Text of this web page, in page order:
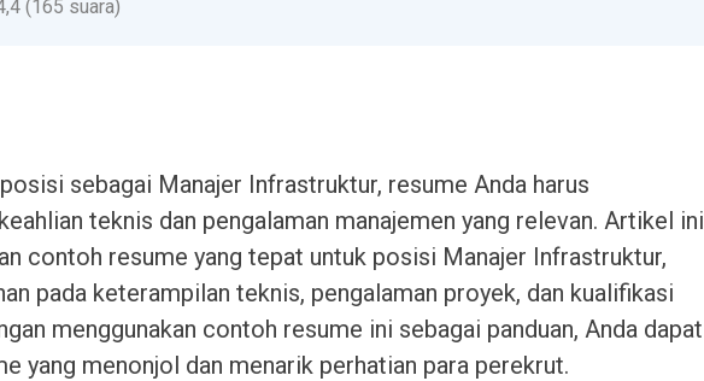
(165 suara)
sebagai Manajer Infrastruktur, resume Anda harus
teknis dan pengalaman manajemen yang relevan. Artikel ini
contoh resume yang tepat untuk posisi Manajer Infrastruktur,
pada keterampilan teknis, pengalaman proyek, dan kualifikasi
menggunakan contoh resume ini sebagai panduan, Anda dapat
yang menonjol dan menarik perhatian para perekrut.